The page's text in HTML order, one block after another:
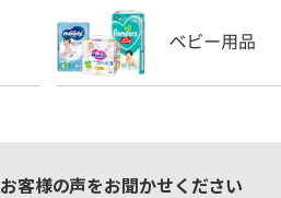
お客様の声をお聞かせください